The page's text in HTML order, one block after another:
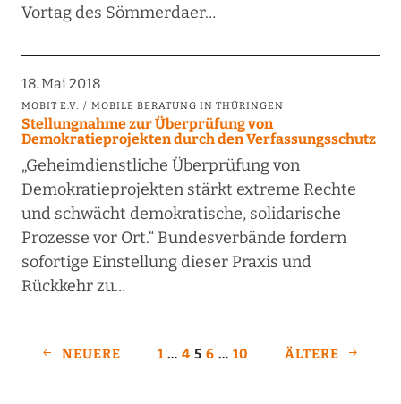
Vortag des Sömmerdaer…
18. Mai 2018
MOBIT E.V. MOBILE BERATUNG IN THÜRINGEN
Stellungnahme zur Überprüfung von
Demokratieprojekten durch den Verfassungsschutz
„Geheimdienstliche Überprüfung von
Demokratieprojekten stärkt extreme Rechte
und schwächt demokratische, solidarische
Prozesse vor Ort.“ Bundesverbände fordern
sofortige Einstellung dieser Praxis und
Rückkehr zu…
NEUERE 1 … 4 5 6 … 10 ÄLTERE